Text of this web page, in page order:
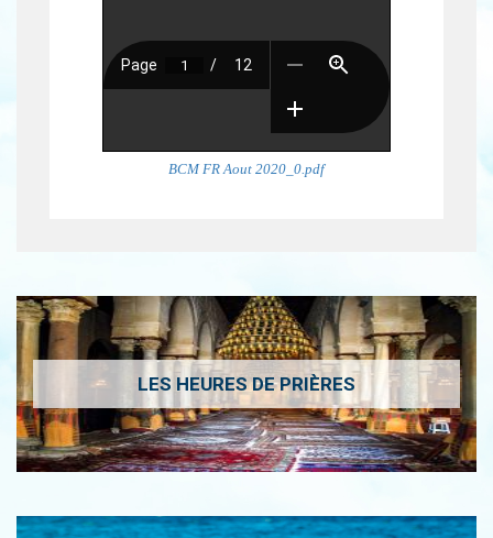
BCM FR Aout 2020_0.pdf
LES HEURES DE PRIÈRES